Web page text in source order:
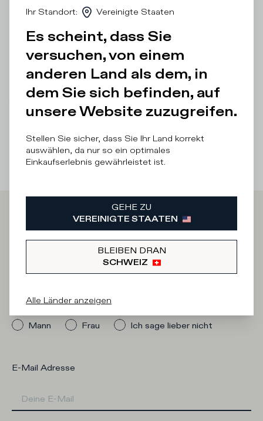
Kontrastfarbe. Die Sohle ist mit dem Obermaterial vernäht
und ist aus ultraleichtem Gummi. Normale Passform: Wir
empfehlen Ihnen, Ihre übliche Größe zu wählen.
Einzelheiten und Zusammensetzung
Produktpflege
There was a problem loading related products
There was a
problem loading related products
Iscriviti alla
Newsletter
An welcher Kategorie sind Sie interessiert?
Mann
Frau Ich sage lieber nicht
E-Mail Adresse
Ihr Standort: Vereinigte Staaten
Es scheint, dass Sie
versuchen, von einem
anderen Land als dem, in
dem Sie sich befinden, auf
unsere Website zuzugreifen.
Stellen Sie sicher, dass Sie Ihr Land korrekt
auswählen, da nur so ein optimales
Einkaufserlebnis gewährleistet ist.
GEHE ZU
VEREINIGTE STAATEN
BLEIBEN DRAN
SCHWEIZ
Alle Länder anzeigen